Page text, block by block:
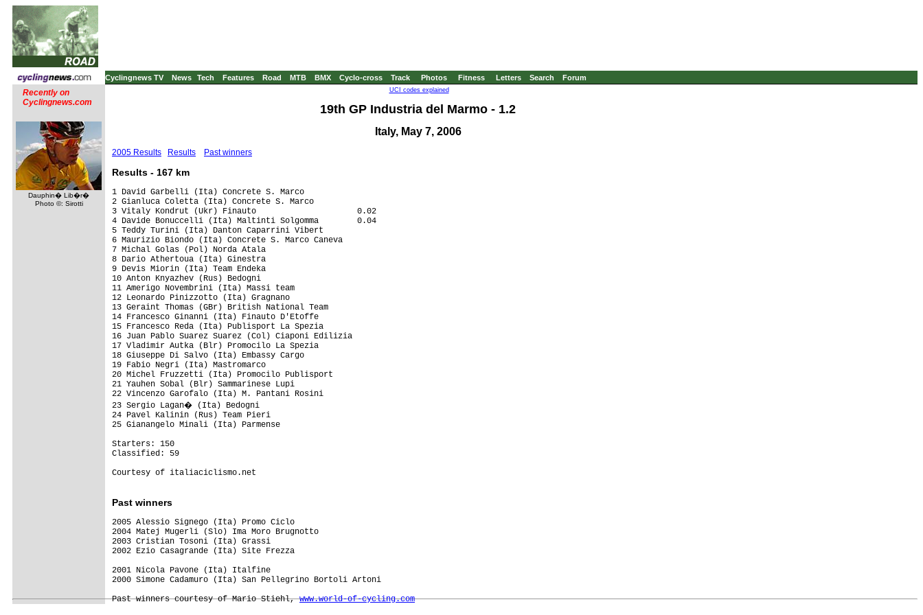
Cyclingnews TV News Tech Features Road MTB BMX Cyclo-cross Track Photos Fitness Letters Search Forum
Recently on
Cyclingnews.com
Dauphin� Lib�r�
Photo ©: Sirotti
UCI codes explained
19th GP Industria del Marmo - 1.2
Italy, May 7, 2006
2005 Results Results Past winners
Results - 167 km
1 David Garbelli (Ita) Concrete S. Marco
2 Gianluca Coletta (Ita) Concrete S. Marco
3 Vitaly Kondrut (Ukr) Finauto                     0.02
4 Davide Bonuccelli (Ita) Maltinti Solgomma        0.04
5 Teddy Turini (Ita) Danton Caparrini Vibert
6 Maurizio Biondo (Ita) Concrete S. Marco Caneva
7 Michal Golas (Pol) Norda Atala
8 Dario Athertoua (Ita) Ginestra
9 Devis Miorin (Ita) Team Endeka
10 Anton Knyazhev (Rus) Bedogni
11 Amerigo Novembrini (Ita) Massi team
12 Leonardo Pinizzotto (Ita) Gragnano
13 Geraint Thomas (GBr) British National Team
14 Francesco Ginanni (Ita) Finauto D'Etoffe
15 Francesco Reda (Ita) Publisport La Spezia
16 Juan Pablo Suarez Suarez (Col) Ciaponi Edilizia
17 Vladimir Autka (Blr) Promocilo La Spezia
18 Giuseppe Di Salvo (Ita) Embassy Cargo
19 Fabio Negri (Ita) Mastromarco
20 Michel Fruzzetti (Ita) Promocilo Publisport
21 Yauhen Sobal (Blr) Sammarinese Lupi
22 Vincenzo Garofalo (Ita) M. Pantani Rosini
23 Sergio Lagan� (Ita) Bedogni
24 Pavel Kalinin (Rus) Team Pieri
25 Gianangelo Minali (Ita) Parmense
Starters: 150
Classified: 59
Courtesy of italiaciclismo.net
Past winners
2005 Alessio Signego (Ita) Promo Ciclo
2004 Matej Mugerli (Slo) Ima Moro Brugnotto
2003 Cristian Tosoni (Ita) Grassi
2002 Ezio Casagrande (Ita) Site Frezza
2001 Nicola Pavone (Ita) Italfine
2000 Simone Cadamuro (Ita) San Pellegrino Bortoli Artoni
Past winners courtesy of Mario Stiehl, www.world-of-cycling.com